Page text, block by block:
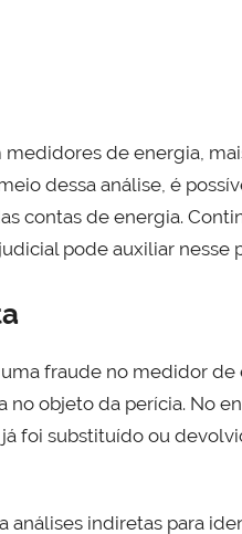
de energia,
dessa análise, é
contas de energia.
pode auxiliar nesse
fraude no medidor
objeto da perícia. No
foi substituído ou
indiretas para